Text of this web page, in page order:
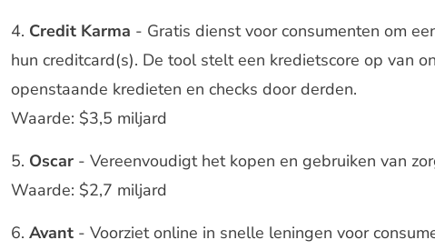
Credit Karma - Gratis dienst voor consumenten om
hun creditcard(s). De tool stelt een kredietscore op van
openstaande kredieten en checks door derden.
Waarde: $3,5 miljard
Oscar - Vereenvoudigt het kopen en gebruiken van
Waarde: $2,7 miljard
Avant - Voorziet online in snelle leningen voor